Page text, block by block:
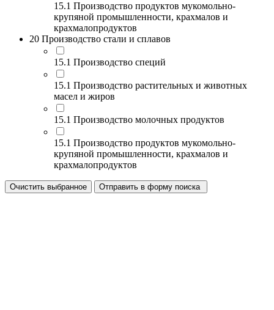
15.1 Производство продуктов мукомольно-
крупяной промышленности, крахмалов и
крахмалопродуктов
20 Производство стали и сплавов
15.1 Производство специй
15.1 Производство растительных и животных
масел и жиров
15.1 Производство молочных продуктов
15.1 Производство продуктов мукомольно-
крупяной промышленности, крахмалов и
крахмалопродуктов